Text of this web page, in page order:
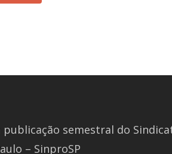
publicação semestral do
– SinproSP